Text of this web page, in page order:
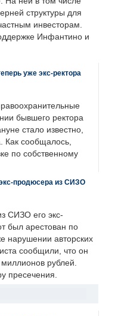
структуры для
инвесторам.
Инфантино и
уже экс-ректора
бывшего ректора
стало известно,
Как сообщалось,
по собственному
продюсера из СИЗО
СИЗО его экс-
был арестован по
нарушении авторских
сообщили, что он
рублей.
пресечения.